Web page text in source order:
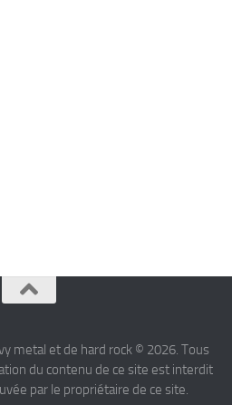
metal et de hard rock © 2026. Tous
du contenu de ce site est interdit
par le propriétaire de ce site.